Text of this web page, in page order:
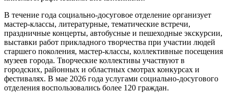
В течение года социально-досуговое отделение организует
мастер-классы, литературные, тематические встречи,
праздничные концерты, автобусные и пешеходные экскурсии,
выставки работ прикладного творчества при участии людей
старшего поколения, мастер-классы, коллективные посещения
музеев города. Творческие коллективы участвуют в
городских, районных и областных смотрах конкурсах и
фестивалях. В мае 2026 года услугами социально-досугового
отделения воспользовались более 120 граждан.